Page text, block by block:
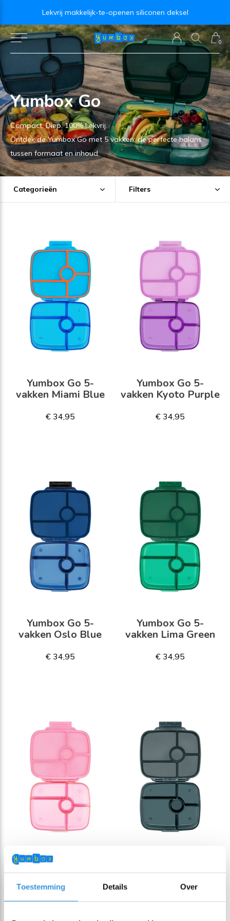
Toestemming Details Over
0
Lekvrij makkelijk-te-openen siliconen deksel
Yumbox Go
Compact. Diep. 100% Lekvrij.
Ontdek de Yumbox Go met 5 vakken: de perfecte balans
tussen formaat en inhoud.
Categorieën Filters
Yumbox Go 5-
vakken Miami Blue
€ 34,95
Yumbox Go 5-
vakken Kyoto Purple
€ 34,95
Yumbox Go 5-
vakken Oslo Blue
€ 34,95
Yumbox Go 5-
vakken Lima Green
€ 34,95
Yumbox Go 5-
vakken Sydney Pink
vakken Berlin Grey